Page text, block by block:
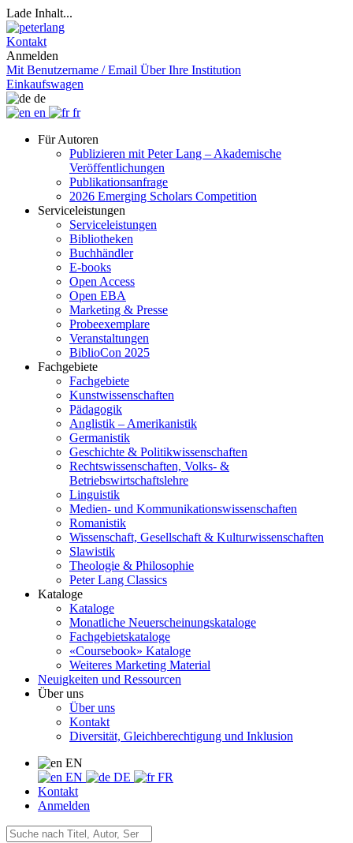
Lade Inhalt...
Kontakt
Anmelden
Mit Benutzername / Email Über Ihre Institution
Einkaufswagen
de
en
fr
Für Autoren
Publizieren mit Peter Lang – Akademische
Veröffentlichungen
Publikationsanfrage
2026 Emerging Scholars Competition
Serviceleistungen
Serviceleistungen
Bibliotheken
Buchhändler
E-books
Open Access
Open EBA
Marketing & Presse
Probeexemplare
Veranstaltungen
BiblioCon 2025
Fachgebiete
Fachgebiete
Kunstwissenschaften
Pädagogik
Anglistik – Amerikanistik
Germanistik
Geschichte & Politikwissenschaften
Rechtswissenschaften, Volks- &
Betriebswirtschaftslehre
Linguistik
Medien- und Kommunikationswissenschaften
Romanistik
Wissenschaft, Gesellschaft & Kulturwissenschaften
Slawistik
Theologie & Philosophie
Peter Lang Classics
Kataloge
Kataloge
Monatliche Neuerscheinungskataloge
Fachgebietskataloge
«Coursebook» Kataloge
Weiteres Marketing Material
Neuigkeiten und Ressourcen
Über uns
Über uns
Kontakt
Diversität, Gleichberechtigung und Inklusion
EN
EN
DE
FR
Kontakt
Anmelden